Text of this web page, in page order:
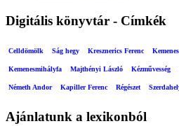
Digitális könyvtár - Címkék
Celldömölk Ság hegy Kresznerics Ferenc
Kemenesmihályfa Majthényi László Kézművesség
Németh Andor Kapiller Ferenc Régészet
Ajánlatunk a lexikonból